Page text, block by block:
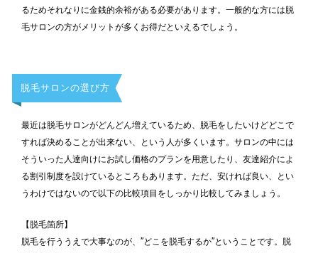
るためそれなりに金銭的余裕がある必要があります。一般的な方には脱
毛サロンの方がメリットが多くお得だといえるでしょう。
脱毛サロンの選び方
最近は脱毛サロンがどんどん増えているため、脱毛をしたいけどどこで
すれば決めることが出来ない、という人が多くいます。サロンの中には
そういった人達向けにお試し価格のプランを用意したり、友達紹介によ
る割引制度を設けているところもあります。ただ、安ければ良い、とい
うわけではないので以下の比較項目をしっかり比較してみましょう。
【脱毛箇所】
脱毛を行ううえで大事なのが、”どこを脱毛するか”ということです。脱